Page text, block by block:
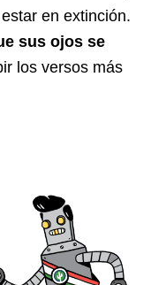
en extinción.
sus ojos se
los versos más